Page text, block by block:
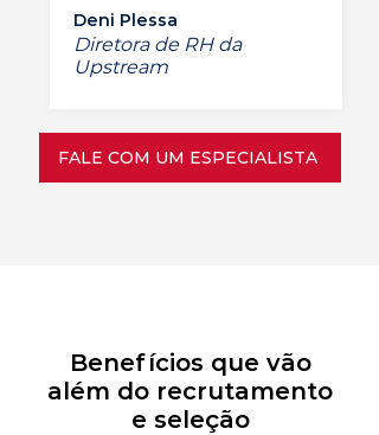
Deni Plessa
Diretora de RH da
Upstream
FALE COM UM ESPECIALISTA
Benefícios que vão
além do recrutamento
e seleção